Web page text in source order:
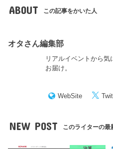
ABOUT この記事をかいた人
オタさん編集部
リアルイベントから
お届け。
WebSite
NEW POST このライターの最